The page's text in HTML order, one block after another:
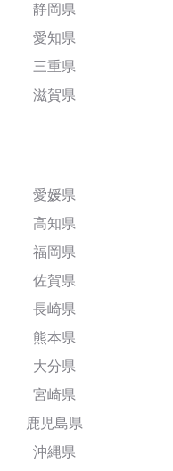
静岡県
愛知県
三重県
滋賀県
愛媛県
高知県
福岡県
佐賀県
長崎県
熊本県
大分県
宮崎県
鹿児島県
沖縄県